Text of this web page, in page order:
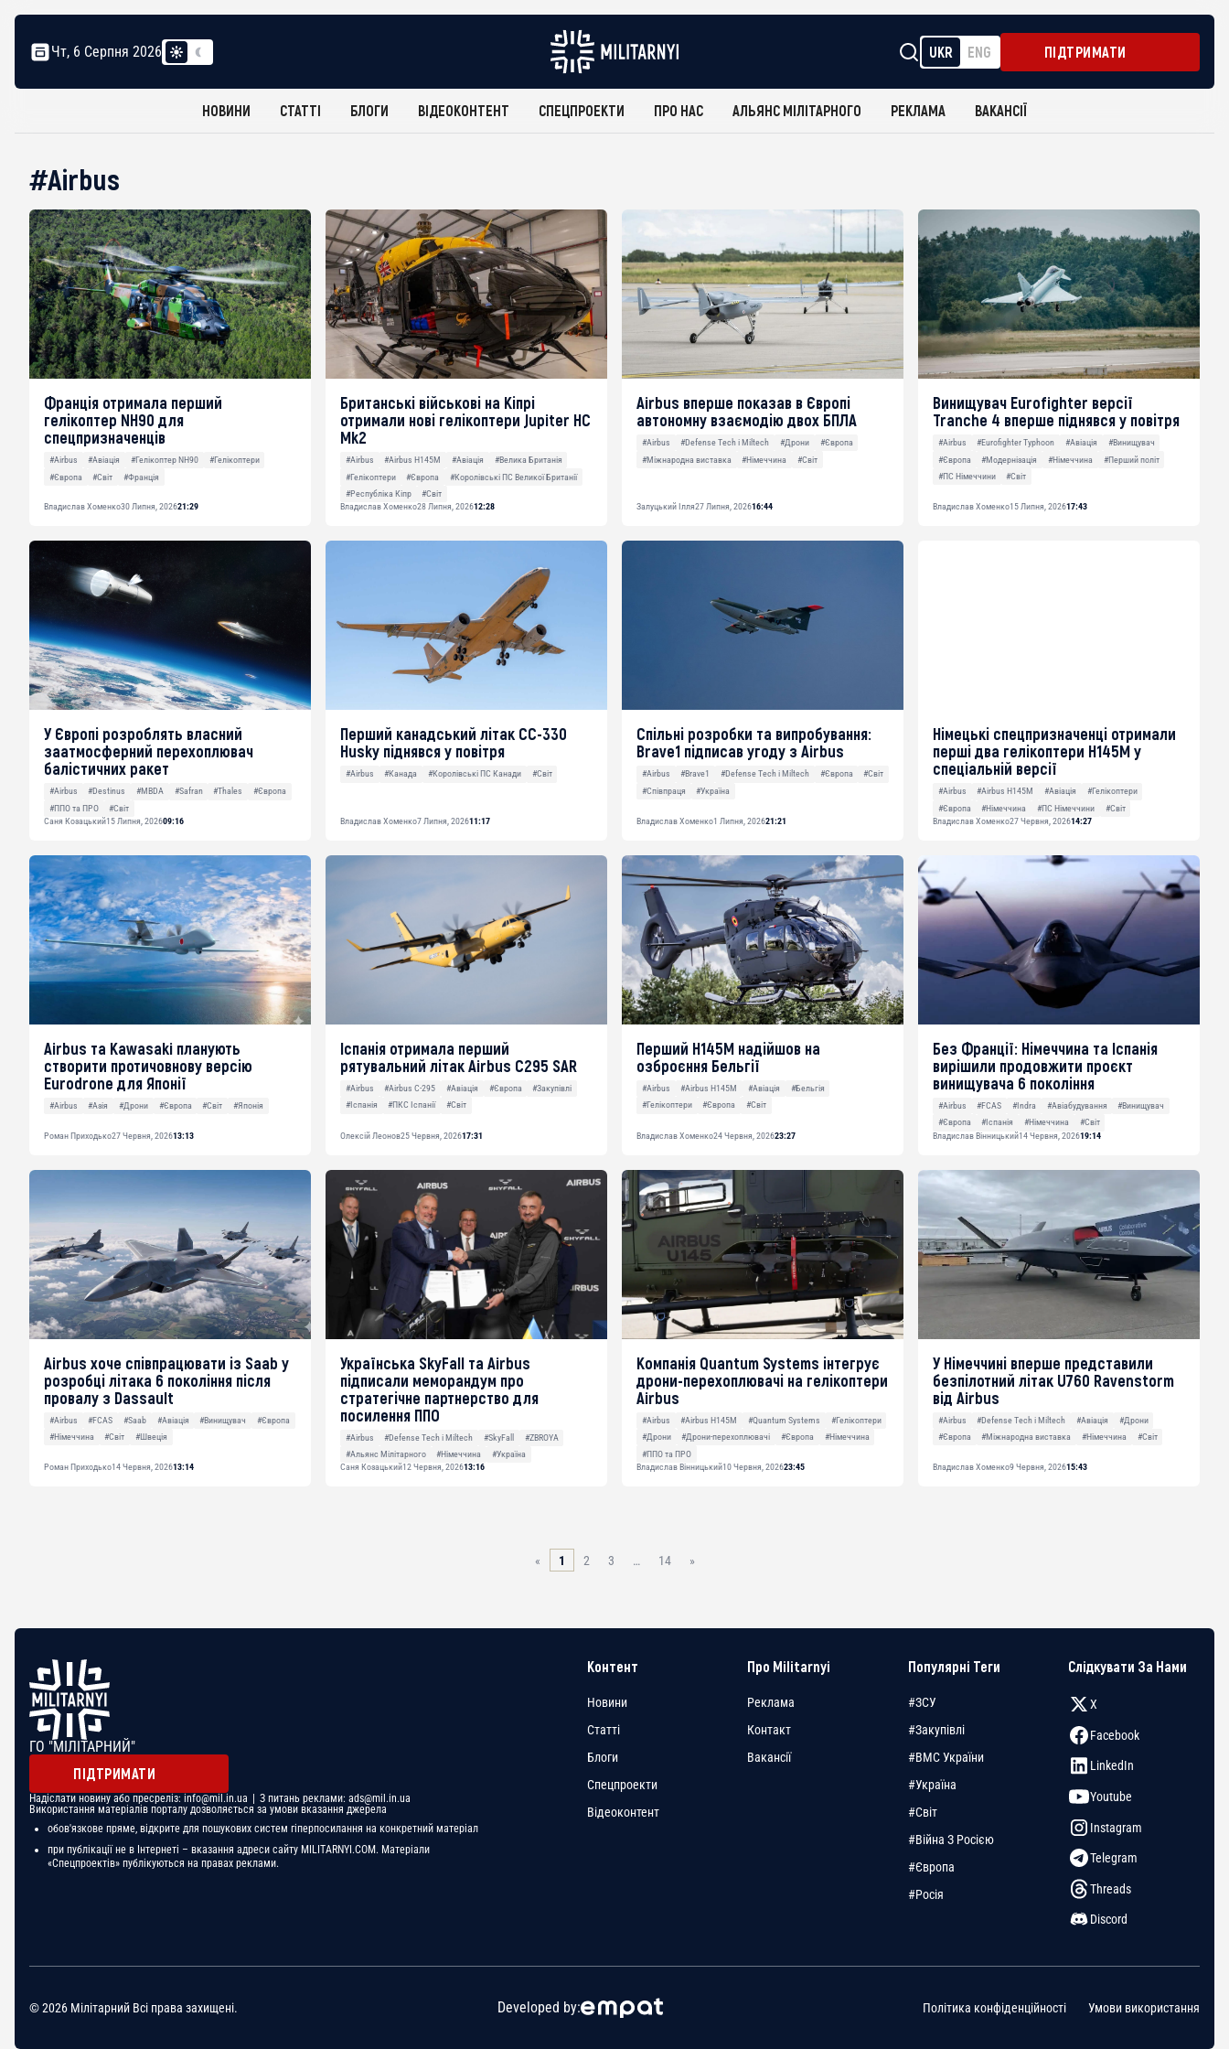
Чт, 6 Серпня 2026 UKR ENG ПІДТРИМАТИ
НОВИНИ СТАТТІ БЛОГИ ВІДЕОКОНТЕНТ СПЕЦПРОЕКТИ ПРО НАС АЛЬЯНС МІЛІТАРНОГО РЕКЛАМА ВАКАНСІЇ
#Airbus
Франція отримала перший
гелікоптер NH90 для
спецпризначенців
#Airbus #Авіація #Гелікоптер NH90
#Гелікоптери
#Європа
#Світ #Франція
Владислав Хоменко30 Липня, 202621:29
Британські військові на Кіпрі
отримали нові гелікоптери Jupiter HC
Mk2
#Airbus #Airbus H145M #Авіація
#Велика Британія
#Гелікоптери
#Європа
#Королівські ПС Великої Британії
#Республіка Кіпр
#Світ
Владислав Хоменко28 Липня, 202612:28
Airbus вперше показав в Європі
автономну взаємодію двох БПЛА
#Airbus #Defense Tech і Miltech #Дрони
#Європа
#Міжнародна виставка
#Німеччина #Світ
Залуцький Ілля27 Липня, 202616:44
Винищувач Eurofighter версії
Tranche 4 вперше піднявся у повітря
#Airbus #Eurofighter Typhoon #Авіація
#Винищувач
#Європа
#Модернізація #Німеччина
#Перший політ
#ПС Німеччини
#Світ
Владислав Хоменко15 Липня, 202617:43
У Європі розроблять власний
заатмосферний перехоплювач
балістичних ракет
#Airbus #Destinus #MBDA #Safran #Thales
#Європа
#ППО та ПРО
#Світ
Саня Козацький15 Липня, 202609:16
Перший канадський літак CC-330
Husky піднявся у повітря
#Airbus #Канада #Королівські ПС Канади #Світ
Владислав Хоменко7 Липня, 202611:17
Спільні розробки та випробування:
Brave1 підписав угоду з Airbus
#Airbus #Brave1 #Defense Tech і Miltech #Європа
#Світ
#Співпраця
#Україна
Владислав Хоменко1 Липня, 202621:21
Німецькі спецпризначенці отримали
перші два гелікоптери H145M у
спеціальній версії
#Airbus #Airbus H145M #Авіація
#Гелікоптери
#Європа
#Німеччина #ПС Німеччини
#Світ
Владислав Хоменко27 Червня, 202614:27
Airbus та Kawasaki планують
створити протичовнову версію
Eurodrone для Японії
#Airbus #Азія #Дрони #Європа #Світ #Японія
Роман Приходько27 Червня, 202613:13
Іспанія отримала перший
рятувальний літак Airbus C295 SAR
#Airbus #Airbus C-295 #Авіація #Європа
#Закупівлі
#Іспанія
#ПКС Іспанії #Світ
Олексій Леонов25 Червня, 202617:31
Перший H145M надійшов на
озброєння Бельгії
#Airbus #Airbus H145M #Авіація
#Бельгія
#Гелікоптери
#Європа #Світ
Владислав Хоменко24 Червня, 202623:27
Без Франції: Німеччина та Іспанія
вирішили продовжити проєкт
винищувача 6 покоління
#Airbus #FCAS #Indra #Авіабудування
#Винищувач
#Європа
#Іспанія #Німеччина
#Світ
Владислав Вінницький14 Червня, 202619:14
Airbus хоче співпрацювати із Saab у
розробці літака 6 покоління після
провалу з Dassault
#Airbus #FCAS #Saab #Авіація #Винищувач
#Європа
#Німеччина
#Світ #Швеція
Роман Приходько14 Червня, 202613:14
Українська SkyFall та Airbus
підписали меморандум про
стратегічне партнерство для
посилення ППО
#Airbus #Defense Tech і Miltech #SkyFall
#ZBROYA
#Альянс Мілітарного
#Німеччина
#Україна
Саня Козацький12 Червня, 202613:16
Компанія Quantum Systems інтегрує
дрони-перехоплювачі на гелікоптери
Airbus
#Airbus #Airbus H145M #Quantum Systems
#Гелікоптери
#Дрони
#Дрони-перехоплювачі #Європа
#Німеччина
#ППО та ПРО
Владислав Вінницький10 Червня, 202623:45
У Німеччині вперше представили
безпілотний літак U760 Ravenstorm
від Airbus
#Airbus #Defense Tech і Miltech #Авіація
#Дрони
#Європа
#Міжнародна виставка #Німеччина #Світ
Владислав Хоменко9 Червня, 202615:43
« 1 2 3 … 14 »
ГО "МІЛІТАРНИЙ"
ПІДТРИМАТИ
Надіслати новину або пресреліз: info@mil.in.ua | З питань реклами: ads@mil.in.ua
Використання матеріалів порталу дозволяється за умови вказання джерела
обов'язкове пряме, відкрите для пошукових систем гіперпосилання на конкретний матеріал
при публікації не в Інтернеті – вказання адреси сайту MILITARNYI.COM. Матеріали
«Спецпроектів» публікуються на правах реклами.
Контент
Новини
Статті
Блоги
Спецпроекти
Відеоконтент
Про Militarnyi
Реклама
Контакт
Вакансії
Популярні Теги
#ЗСУ
#Закупівлі
#ВМС України
#Україна
#Світ
#Війна З Росією
#Європа
#Росія
Слідкувати За Нами
X
Facebook
LinkedIn
Youtube
Instagram
Telegram
Threads
Discord
© 2026 Мілітарний Всі права захищені. Developed by: Політика конфіденційності Умови використання